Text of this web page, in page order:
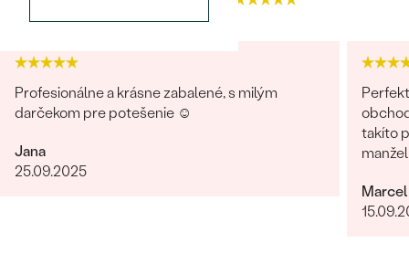
Profesionálne a krásne zabalené, s milým
darčekom pre potešenie ☺️
Jana
25.09.2025
takíto
Marcel